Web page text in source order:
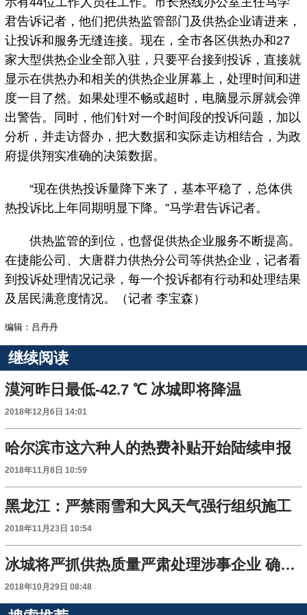
君告诉记者，他们把供热监管部门及供热企业请进来，
让投诉和服务无缝连接。现在，全市各区供热办和27
家大型供热企业全部入驻，只要平台接到投诉，直接就
显示在供热办和相关的供热企业屏幕上，处理时间和进
度一目了然。如果处理不畅或超时，电脑显示屏就会弹
出警告。同时，他们针对一个时间段的投诉问题，加以
分析，并走访督办，把大数据和实际走访相结合，为政
府提供翔实准确的决策数据。
“现在供热投诉量降下来了，基本平稳了，总体供
热投诉比上年同期明显下降。”马学君告诉记者。
供热监管的到位，也督促供热企业服务不断提高。
在捷能公司、大唐群力供热分公司等供热企业，记者看
到投诉处理情况记录，每一个投诉都有行动和处理结果
及居民满意度情况。（记者 李宝森）
编辑：吕丹丹
继续阅读
漠河昨日最低-42.7 ℃ 冰城即将降温
2018年12月6日 14:01
哈尔滨市这六种人的热费补贴开始陆续申报
2018年11月8日 10:59
黑龙江：严禁雨雪和大风天气强行组织施工
2018年11月23日 10:54
冰城将严抓供热质量严肃处理涉事企业 确保群众温暖过冬
2018年10月29日 08:48